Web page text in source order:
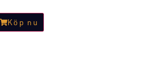
Köp nu